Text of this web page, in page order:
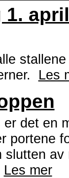
Les
det en
portene
av
Les mer